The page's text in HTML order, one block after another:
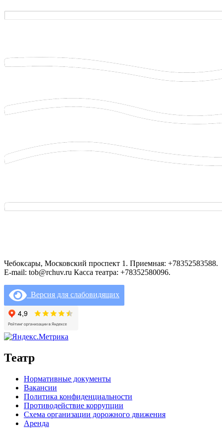
Чебоксары, Московский проспект 1. Приемная: +78352583588.
E-mail: tob@rchuv.ru Касса театра: +78352580096.
Версия для слабовидящих
Театр
Нормативные документы
Вакансии
Политика конфиденциальности
Противодействие коррупции
Схема организации дорожного движения
Аренда